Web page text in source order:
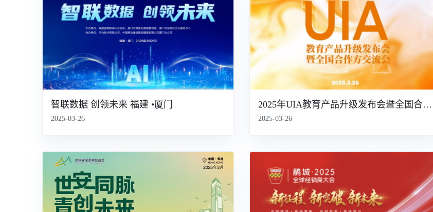
智联数据 创领未来 福建 •厦门
2025-03-26
2025年UIA教育产品升级发布会暨全国合作方交流会
2025-03-26